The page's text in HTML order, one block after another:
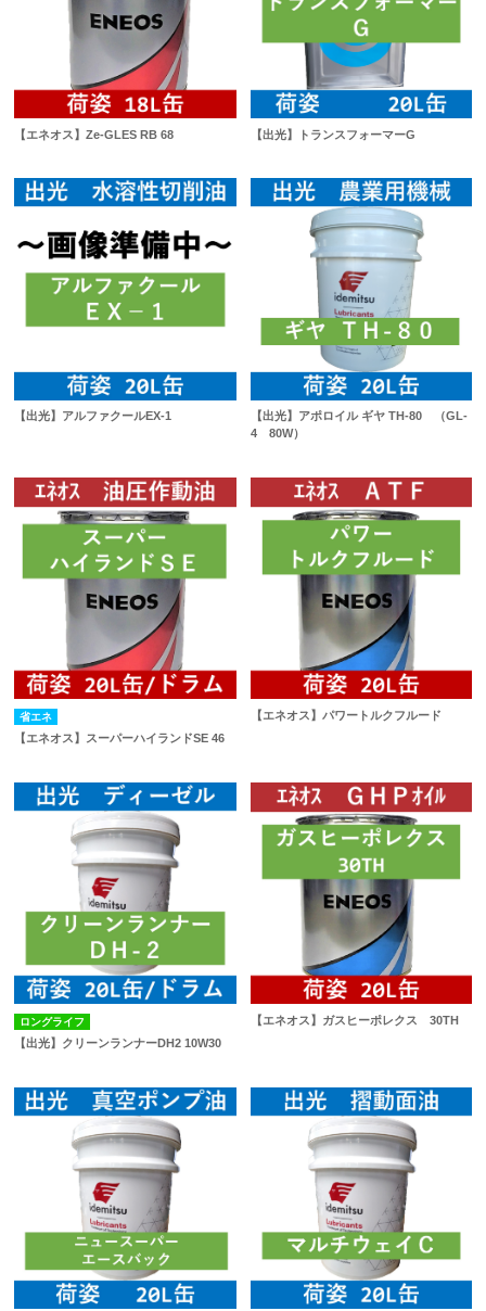
【エネオス】Ze-GLES RB 68 【出光】トランスフォーマーG
【出光】アルファクールEX-1
【出光】アポロイル ギヤ TH-80 （GL-
4 80W）
省エネ
【エネオス】スーパーハイランドSE 46
【エネオス】パワートルクフルード
ロングライフ
【出光】クリーンランナーDH2 10W30
【エネオス】ガスヒーポレクス 30TH